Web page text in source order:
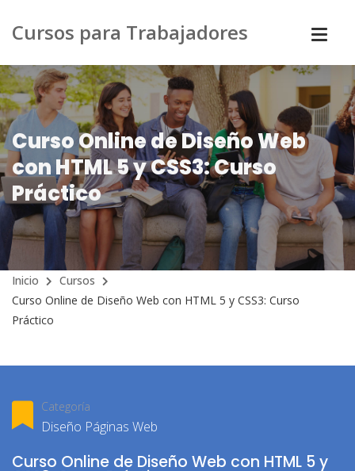
Cursos para Trabajadores
Curso Online de Diseño Web
con HTML 5 y CSS3: Curso
Práctico
Inicio
Cursos
Curso Online de Diseño Web con HTML 5 y CSS3: Curso
Práctico
Categoría
Diseño Páginas Web
Curso Online de Diseño Web con HTML 5 y